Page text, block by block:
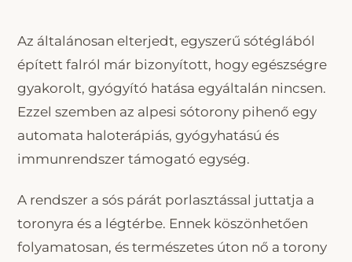
Az általánosan elterjedt, egyszerű sótéglából
épített falról már bizonyított, hogy egészségre
gyakorolt, gyógyító hatása egyáltalán nincsen.
Ezzel szemben az alpesi sótorony pihenő egy
automata haloterápiás, gyógyhatású és
immunrendszer támogató egység.
A rendszer a sós párát porlasztással juttatja a
toronyra és a légtérbe. Ennek köszönhetően
folyamatosan, és természetes úton nő a torony